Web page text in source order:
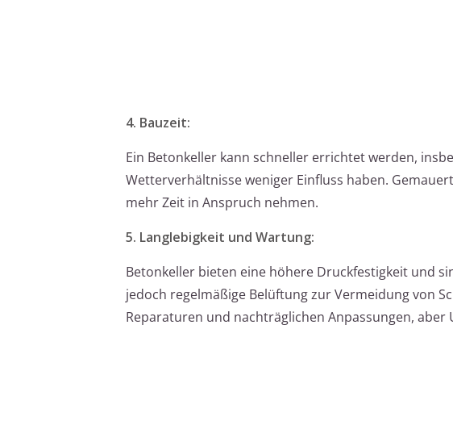
4. Bauzeit:
Ein Betonkeller kann schneller errichtet werden,
Wetterverhältnisse weniger Einfluss haben.
mehr Zeit in Anspruch nehmen.
5. Langlebigkeit und Wartung:
Betonkeller bieten eine höhere Druckfestigkeit und
jedoch regelmäßige Belüftung zur Vermeidung von
Reparaturen und nachträglichen Anpassungen,